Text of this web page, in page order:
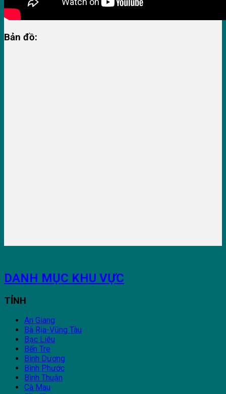
Bản đồ:
DANH MỤC KHU VỰC
TỈNH
An Giang
Bà Rịa-Vũng Tàu
Bạc Liêu
Bến Tre
Bình Dương
Bình Phước
Bình Thuận
Cà Mau